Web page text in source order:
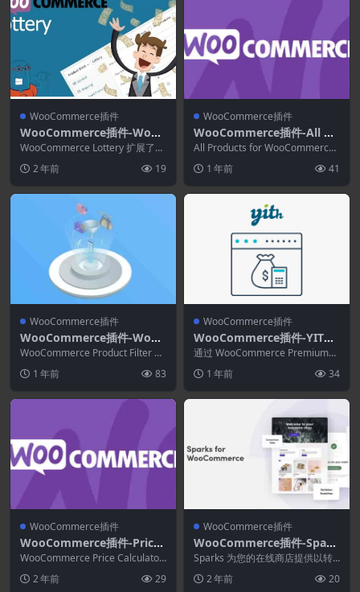
WooCommerce插件
WooCommerce插件-WooC
ommerce Lottery 2.2.5–W
ordPress竞赛和彩票.WooC
ommerce彩票
WooCommerce Lottery 扩展了流
2 年前 19
WooCommerce插件
WooCommerce插件-All Pr
oducts for WooCommerce
Subscriptions 6.0.6
All Products for WooCommerce
1 年前 41
WooCommerce插件
WooCommerce插件-WooB
eWoo WooCommerce Pro
duct Filter Pro 2.9.1
WooCommerce Product Filter Pr
1 年前 83
WooCommerce插件
WooCommerce插件-YITH
Cost of Goods for WooCo
mmerce Premium 2.19.0
通过 WooCommerce Premium
1 年前 34
WooCommerce插件
WooCommerce插件-Price
Calculator for WooComm
erce 3.4.9
WooCommerce Price Calculator
使您能够按米、磅、平方英...
2 年前 29
WooCommerce插件
WooCommerce插件-Spark
s for WooCommerce 1.1.6
Sparks 为您的在线商店提供以转
化为重点的 WooCommerce 功
能。通...
2 年前 20